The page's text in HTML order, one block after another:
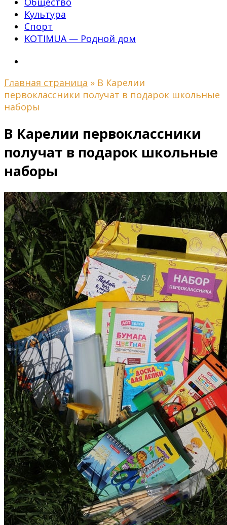
Культура
Спорт
KOTIMUA — Родной дом
Главная страница » В Карелии
первоклассники получат в подарок школьные
наборы
В Карелии первоклассники
получат в подарок школьные
наборы